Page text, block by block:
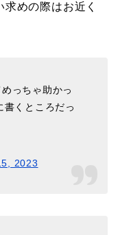
めの際はお近く
っちゃ助かっ
くところだっ
2023